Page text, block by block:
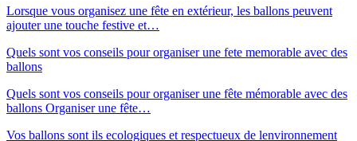
Lorsque vous organisez une fête en extérieur, les ballons peuvent
ajouter une touche festive et…
Quels sont vos conseils pour organiser une fete memorable avec des
ballons
Quels sont vos conseils pour organiser une fête mémorable avec des
ballons Organiser une fête…
Vos ballons sont ils ecologiques et respectueux de lenvironnement